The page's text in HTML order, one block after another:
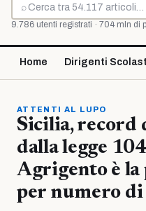
⌕
Cerca
9.786 utenti registrati · 704 mln di
Home Dirigenti
ATTENTI AL LUPO
Sicilia, record
dalla legge
Agrigento è
per numero